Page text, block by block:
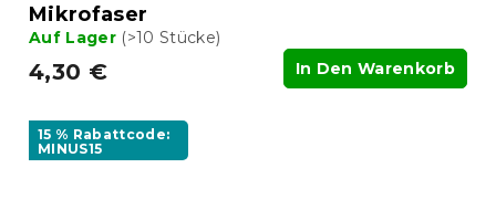
Mikrofaser
Auf Lager (>10 Stücke)
4,30 € In Den Warenkorb
15 % Rabattcode:
MINUS15